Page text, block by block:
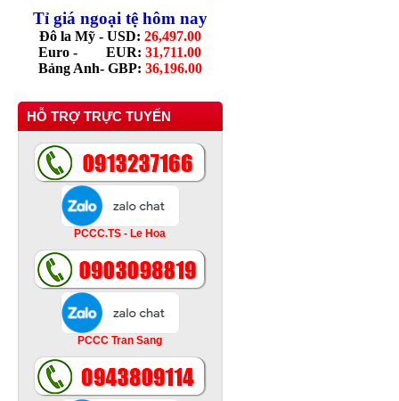
Tỉ giá ngoại tệ hôm nay
Đô la Mỹ - USD: 26,497.00
Euro - EUR: 31,711.00
Bảng Anh- GBP: 36,196.00
HỖ TRỢ TRỰC TUYẾN
PCCC.TS - Le Hoa
PCCC Tran Sang